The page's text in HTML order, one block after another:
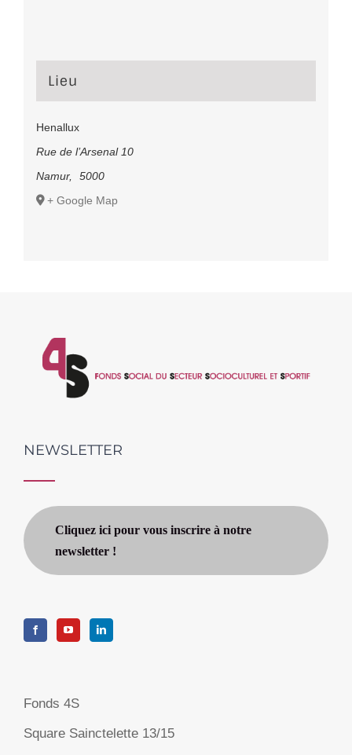
Lieu
Henallux
Rue de l’Arsenal 10
Namur,
5000
+ Google Map
NEWSLETTER
Cliquez ici pour vous inscrire à notre
newsletter !
Fonds 4S
Square Sainctelette 13/15